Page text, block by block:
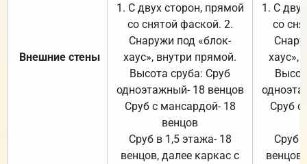
Внешние стены
1. С двух сторон, прямой
со снятой фаской. 2.
Снаружи под «блок-
хаус», внутри прямой.
Высота сруба: Сруб
одноэтажный- 18 венцов
Сруб с мансардой- 18
венцов
Сруб в 1,5 этажа- 18
венцов, далее каркас с
1. С
со
хаус»,
Сруб с
Сруб